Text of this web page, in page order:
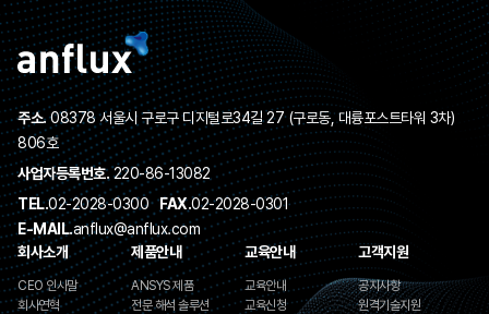
주소.08378 서울시 구로구 디지털로34길 27 (구로동, 대륭포스트타워 3차)
806호
사업자등록번호.220-86-13082
TEL.02-2028-0300 FAX.02-2028-0301
E-MAIL.anflux@anflux.com
회사소개
CEO 인사말
회사연혁
제품안내
ANSYS 제품
전문 해석 솔루션
교육안내
교육안내
교육신청
고객지원
공지사항
원격기술지원